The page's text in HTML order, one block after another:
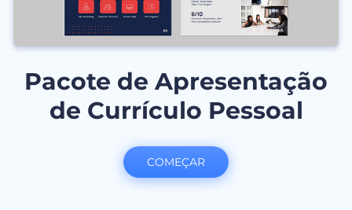
Pacote de Apresentação
de Currículo Pessoal
COMEÇAR